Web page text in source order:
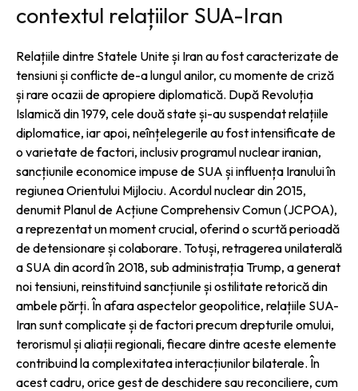
contextul relațiilor SUA-Iran
Relațiile dintre Statele Unite și Iran au fost caracterizate de
tensiuni și conflicte de-a lungul anilor, cu momente de criză
și rare ocazii de apropiere diplomatică. După Revoluția
Islamică din 1979, cele două state și-au suspendat relațiile
diplomatice, iar apoi, neînțelegerile au fost intensificate de
o varietate de factori, inclusiv programul nuclear iranian,
sancțiunile economice impuse de SUA și influența Iranului în
regiunea Orientului Mijlociu. Acordul nuclear din 2015,
denumit Planul de Acțiune Comprehensiv Comun (JCPOA),
a reprezentat un moment crucial, oferind o scurtă perioadă
de detensionare și colaborare. Totuși, retragerea unilaterală
a SUA din acord în 2018, sub administrația Trump, a generat
noi tensiuni, reinstituind sancțiunile și ostilitate retorică din
ambele părți. În afara aspectelor geopolitice, relațiile SUA-
Iran sunt complicate și de factori precum drepturile omului,
terorismul și aliații regionali, fiecare dintre aceste elemente
contribuind la complexitatea interacțiunilor bilaterale. În
acest cadru, orice gest de deschidere sau reconciliere, cum